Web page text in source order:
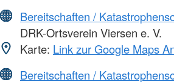
Bereitschaften /
DRK-Ortsverein Viersen e. V.
Karte: Link zur Google Maps
Bereitschaften /